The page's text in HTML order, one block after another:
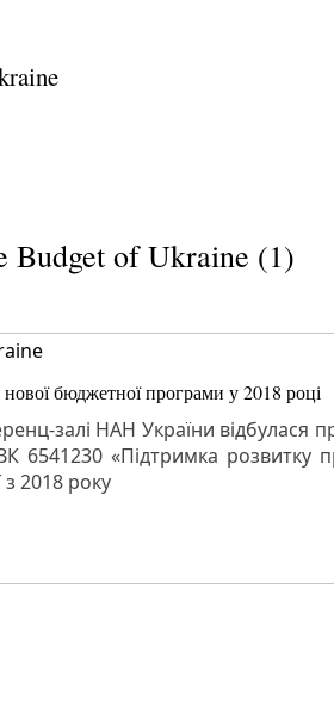
Budget of Ukraine (1)
бюджетної програми у 2018 році
залі НАН України відбулася
«Підтримка розвитку
2018 року